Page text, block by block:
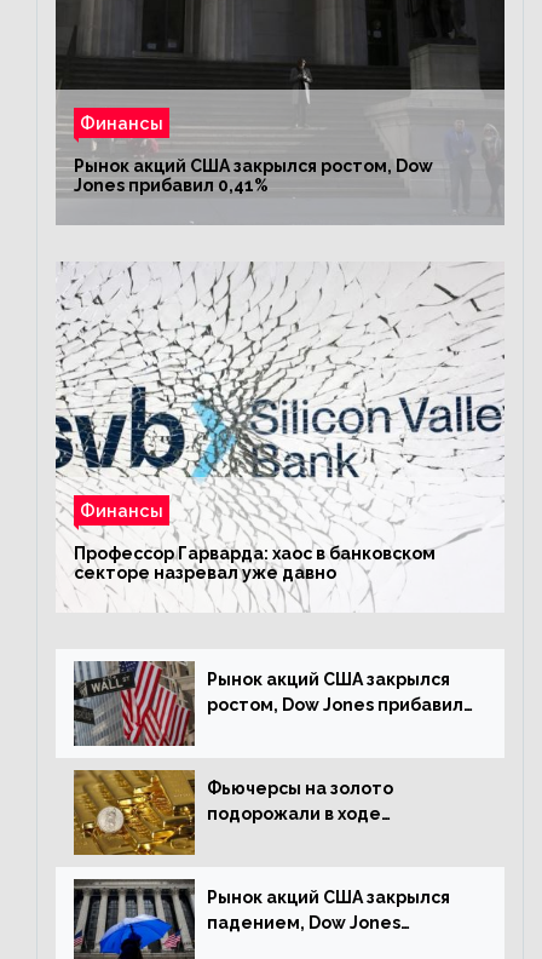
Финансы
Рынок акций США закрылся ростом, Dow
Jones прибавил 0,41%
Финансы
Профессор Гарварда: хаос в банковском
секторе назревал уже давно
Рынок акций США закрылся
ростом, Dow Jones прибавил
Фьючерсы на золото
подорожали в ходе
Рынок акций США закрылся
падением, Dow Jones